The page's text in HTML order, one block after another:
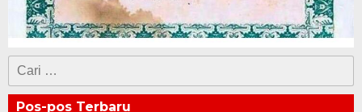
Cari
untuk:
Pos-pos Terbaru